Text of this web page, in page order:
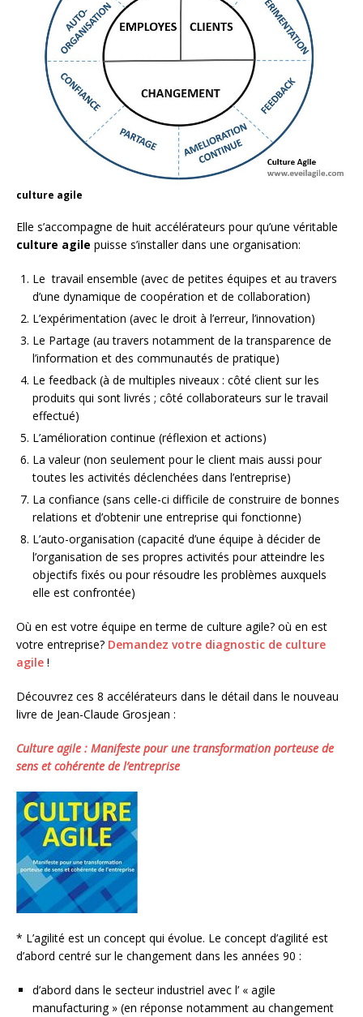
culture agile
Elle s’accompagne de huit accélérateurs pour qu’une véritable
culture agile puisse s’installer dans une organisation:
Le travail ensemble (avec de petites équipes et au travers
d’une dynamique de coopération et de collaboration)
L’expérimentation (avec le droit à l’erreur, l’innovation)
Le Partage (au travers notamment de la transparence de
l’information et des communautés de pratique)
Le feedback (à de multiples niveaux : côté client sur les
produits qui sont livrés ; côté collaborateurs sur le travail
effectué)
L’amélioration continue (réflexion et actions)
La valeur (non seulement pour le client mais aussi pour
toutes les activités déclenchées dans l’entreprise)
La confiance (sans celle-ci difficile de construire de bonnes
relations et d’obtenir une entreprise qui fonctionne)
L’auto-organisation (capacité d’une équipe à décider de
l’organisation de ses propres activités pour atteindre les
objectifs fixés ou pour résoudre les problèmes auxquels
elle est confrontée)
Où en est votre équipe en terme de culture agile? où en est
votre entreprise? Demandez votre diagnostic de culture
agile !
Découvrez ces 8 accélérateurs dans le détail dans le nouveau
livre de Jean-Claude Grosjean :
Culture agile : Manifeste pour une transformation porteuse de
sens et cohérente de l’entreprise
* L’agilité est un concept qui évolue. Le concept d’agilité est
d’abord centré sur le changement dans les années 90 :
d’abord dans le secteur industriel avec l’ « agile
manufacturing » (en réponse notamment au changement